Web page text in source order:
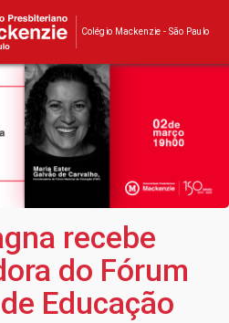
Colégio Mackenzie - São Paulo
recebe
do Fórum
Educação